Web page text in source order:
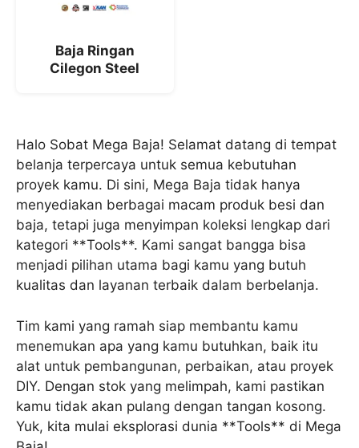
Baja Ringan
Cilegon Steel
Halo Sobat Mega Baja! Selamat datang di tempat
belanja terpercaya untuk semua kebutuhan
proyek kamu. Di sini, Mega Baja tidak hanya
menyediakan berbagai macam produk besi dan
baja, tetapi juga menyimpan koleksi lengkap dari
kategori **Tools**. Kami sangat bangga bisa
menjadi pilihan utama bagi kamu yang butuh
kualitas dan layanan terbaik dalam berbelanja.
Tim kami yang ramah siap membantu kamu
menemukan apa yang kamu butuhkan, baik itu
alat untuk pembangunan, perbaikan, atau proyek
DIY. Dengan stok yang melimpah, kami pastikan
kamu tidak akan pulang dengan tangan kosong.
Yuk, kita mulai eksplorasi dunia **Tools** di Mega